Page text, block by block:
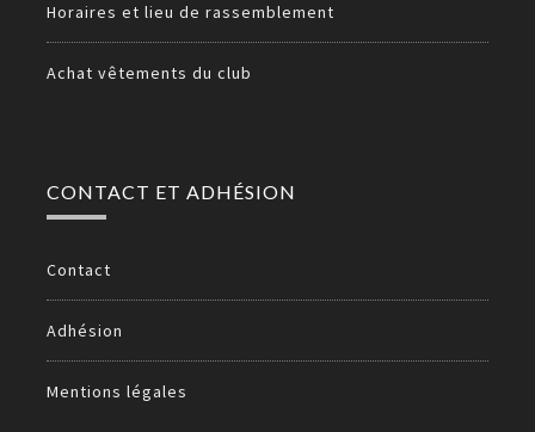
Horaires et lieu de rassemblement
Achat vêtements du club
CONTACT ET ADHÉSION
Contact
Adhésion
Mentions légales